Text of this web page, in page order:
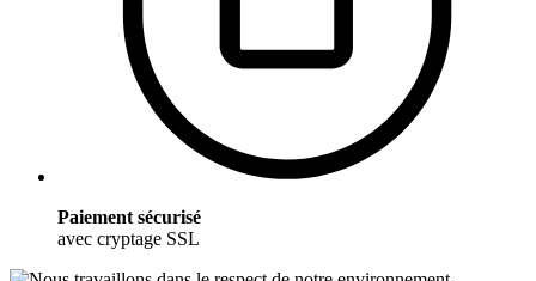
Paiement sécurisé
avec cryptage SSL